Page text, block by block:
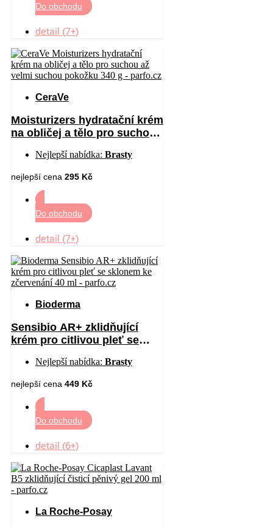
Do obchodu
detail (7+)
CeraVe
Moisturizers hydratační krém
na obličej a tělo pro suchou
340 gNejlepší nabídka: Brasty
nejlepší cena 295 Kč
Do obchodu
detail (7+)
Bioderma
Sensibio AR+ zklidňující
krém pro citlivou pleť se
Nejlepší nabídka: Brasty
nejlepší cena 449 Kč
Do obchodu
detail (6+)
La Roche-Posay